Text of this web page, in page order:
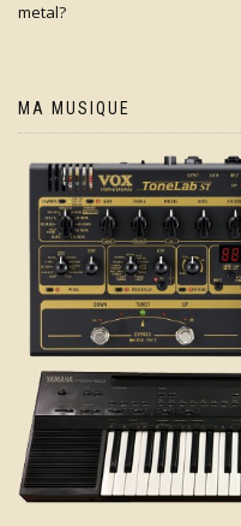
metal?
MA MUSIQUE